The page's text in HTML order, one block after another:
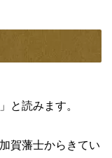
と読みます。
賀藩士からきてい